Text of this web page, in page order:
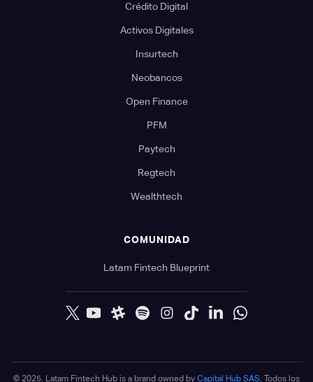
Crédito Digital
Activos Digitales
Insurtech
Neobancos
Open Finance
PFM
Paytech
Regtech
Wealthtech
COMUNIDAD
Latam Fintech Blueprint
© 2025. Latam Fintech Hub is a brand owned by Capital Hub SAS. Todos los